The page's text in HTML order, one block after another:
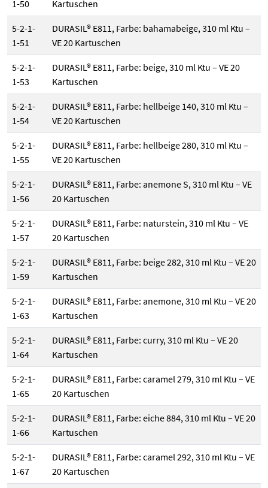
1-50
Kartuschen
5-2-1-
1-51
DURASIL® E811, Farbe: bahamabeige, 310 ml Ktu –
VE 20 Kartuschen
5-2-1-
1-53
DURASIL® E811, Farbe: beige, 310 ml Ktu – VE 20
Kartuschen
5-2-1-
1-54
DURASIL® E811, Farbe: hellbeige 140, 310 ml Ktu –
VE 20 Kartuschen
5-2-1-
1-55
DURASIL® E811, Farbe: hellbeige 280, 310 ml Ktu –
VE 20 Kartuschen
5-2-1-
1-56
DURASIL® E811, Farbe: anemone S, 310 ml Ktu – VE
20 Kartuschen
5-2-1-
1-57
DURASIL® E811, Farbe: naturstein, 310 ml Ktu – VE
20 Kartuschen
5-2-1-
1-59
DURASIL® E811, Farbe: beige 282, 310 ml Ktu – VE 20
Kartuschen
5-2-1-
1-63
DURASIL® E811, Farbe: anemone, 310 ml Ktu – VE 20
Kartuschen
5-2-1-
1-64
DURASIL® E811, Farbe: curry, 310 ml Ktu – VE 20
Kartuschen
5-2-1-
1-65
DURASIL® E811, Farbe: caramel 279, 310 ml Ktu – VE
20 Kartuschen
5-2-1-
1-66
DURASIL® E811, Farbe: eiche 884, 310 ml Ktu – VE 20
Kartuschen
5-2-1-
1-67
DURASIL® E811, Farbe: caramel 292, 310 ml Ktu – VE
20 Kartuschen